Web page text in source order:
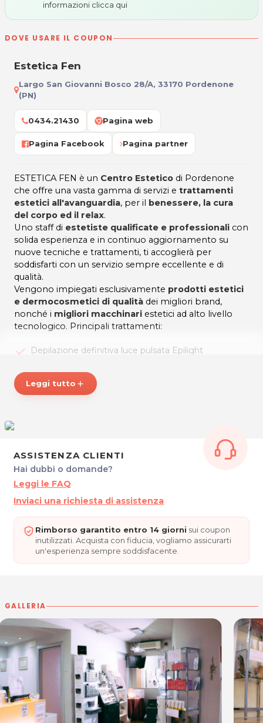
informazioni clicca qui
DOVE USARE IL COUPON
Estetica Fen
Largo San Giovanni Bosco 28/A, 33170 Pordenone
(PN)
0434.21430 Pagina web
Pagina Facebook Pagina partner
ESTETICA FEN è un Centro Estetico di Pordenone
che offre una vasta gamma di servizi e trattamenti
estetici all'avanguardia, per il benessere, la cura
del corpo ed il relax.
Uno staff di estetiste qualificate e professionali con
solida esperienza e in continuo aggiornamento su
nuove tecniche e trattamenti, ti accoglierà per
soddisfarti con un servizio sempre eccellente e di
qualità.
Vengono impiegati esclusivamente prodotti estetici
e dermocosmetici di qualità dei migliori brand,
nonché i migliori macchinari estetici ad alto livello
tecnologico. Principali trattamenti:
Depilazione definitiva luce pulsata Epilight
Radiofrequenza
Bodywrap
Trattamento rigenerante all'acido glicolico e acido
malico con acido mandelico
Trattamenti di dimagrimento e anticellulite
Massaggi
ESTETICA FEN: la tua
Martedì - Venerdì: 9.00 - 19.00
Sabato: 9.00 - 14.00
Chiuso Domenica e Lunedì.
ESTETICA FEN
Largo San Giovanni Bosco 28/A
33170 Pordenone
Tel. 0434 21430
P.IVA 00480010933
Per ulteriori informazioni sull'offerta o sulle modalità di
Leggi tutto add
ASSISTENZA CLIENTI
Hai dubbi o domande?
Leggi le FAQ
Inviaci una richiesta di assistenza
Rimborso garantito entro 14 giorni sui coupon
inutilizzati. Acquista con fiducia, vogliamo assicurarti
un'esperienza sempre soddisfacente.
GALLERIA